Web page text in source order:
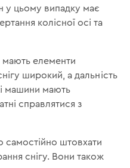
у цьому випадку має
колісної осі та
мають елементи
широкий, а дальність
машини мають
справлятися з
самостійно штовхати
снігу. Вони також